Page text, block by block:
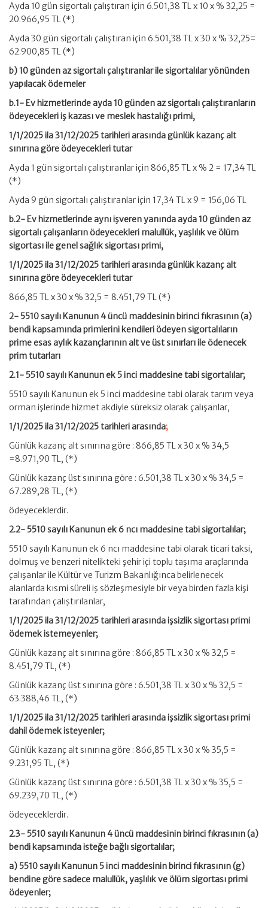
Ayda 10 gün sigortalı çalıştıran için 6.501,38 TL x 10 x % 32,25 =
20.966,95 TL (*)
Ayda 30 gün sigortalı çalıştıran için 6.501,38 TL x 30 x % 32,25=
62.900,85 TL (*)
b) 10 günden az sigortalı çalıştıranlar ile sigortalılar yönünden
yapılacak ödemeler
b.1- Ev hizmetlerinde ayda 10 günden az sigortalı çalıştıranların
ödeyecekleri iş kazası ve meslek hastalığı primi,
1/1/2025 ila 31/12/2025 tarihleri arasında günlük kazanç alt
sınırına göre ödeyecekleri tutar
Ayda 1 gün sigortalı çalıştıranlar için 866,85 TL x % 2 = 17,34 TL
(*)
Ayda 9 gün sigortalı çalıştıranlar için 17,34 TL x 9 = 156,06 TL
b.2- Ev hizmetlerinde aynı işveren yanında ayda 10 günden az
sigortalı çalışanların ödeyecekleri malullük, yaşlılık ve ölüm
sigortası ile genel sağlık sigortası primi,
1/1/2025 ila 31/12/2025 tarihleri arasında günlük kazanç alt
sınırına göre ödeyecekleri tutar
866,85 TL x 30 x % 32,5 = 8.451,79 TL (*)
2- 5510 sayılı Kanunun 4 üncü maddesinin birinci fıkrasının (a)
bendi kapsamında primlerini kendileri ödeyen sigortalıların
prime esas aylık kazançlarının alt ve üst sınırları ile ödenecek
prim tutarları
2.1- 5510 sayılı Kanunun ek 5 inci maddesine tabi sigortalılar;
5510 sayılı Kanunun ek 5 inci maddesine tabi olarak tarım veya
orman işlerinde hizmet akdiyle süreksiz olarak çalışanlar,
1/1/2025 ila 31/12/2025 tarihleri arasında;
Günlük kazanç alt sınırına göre : 866,85 TL x 30 x % 34,5
=8.971,90 TL, (*)
Günlük kazanç üst sınırına göre : 6.501,38 TL x 30 x % 34,5 =
67.289,28 TL, (*)
ödeyeceklerdir.
2.2- 5510 sayılı Kanunun ek 6 ncı maddesine tabi sigortalılar;
5510 sayılı Kanunun ek 6 ncı maddesine tabi olarak ticari taksi,
dolmuş ve benzeri nitelikteki şehir içi toplu taşıma araçlarında
çalışanlar ile Kültür ve Turizm Bakanlığınca belirlenecek
alanlarda kısmi süreli iş sözleşmesiyle bir veya birden fazla kişi
tarafından çalıştırılanlar,
1/1/2025 ila 31/12/2025 tarihleri arasında işsizlik sigortası primi
ödemek istemeyenler;
Günlük kazanç alt sınırına göre : 866,85 TL x 30 x % 32,5 =
8.451,79 TL, (*)
Günlük kazanç üst sınırına göre : 6.501,38 TL x 30 x % 32,5 =
63.388,46 TL, (*)
1/1/2025 ila 31/12/2025 tarihleri arasında işsizlik sigortası primi
dahil ödemek isteyenler;
Günlük kazanç alt sınırına göre : 866,85 TL x 30 x % 35,5 =
9.231,95 TL, (*)
Günlük kazanç üst sınırına göre : 6.501,38 TL x 30 x % 35,5 =
69.239,70 TL, (*)
ödeyeceklerdir.
2.3- 5510 sayılı Kanunun 4 üncü maddesinin birinci fıkrasının (a)
bendi kapsamında isteğe bağlı sigortalılar;
a) 5510 sayılı Kanunun 5 inci maddesinin birinci fıkrasının (g)
bendine göre sadece malullük, yaşlılık ve ölüm sigortası primi
ödeyenler;